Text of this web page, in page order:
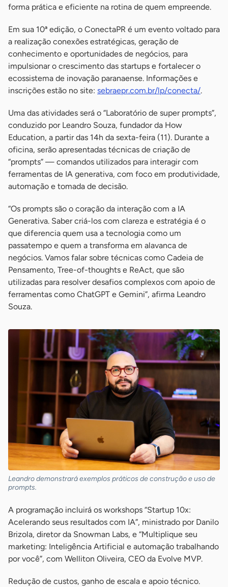
forma prática e eficiente na rotina de quem empreende.
Em sua 10ª edição, o ConectaPR é um evento voltado para
a realização conexões estratégicas, geração de
conhecimento e oportunidades de negócios, para
impulsionar o crescimento das startups e fortalecer o
ecossistema de inovação paranaense. Informações e
inscrições estão no site: sebraepr.com.br/lp/conecta/.
Uma das atividades será o “Laboratório de super prompts”,
conduzido por Leandro Souza, fundador da How
Education, a partir das 14h da sexta-feira (11). Durante a
oficina, serão apresentadas técnicas de criação de
“prompts” — comandos utilizados para interagir com
ferramentas de IA generativa, com foco em produtividade,
automação e tomada de decisão.
“Os prompts são o coração da interação com a IA
Generativa. Saber criá-los com clareza e estratégia é o
que diferencia quem usa a tecnologia como um
passatempo e quem a transforma em alavanca de
negócios. Vamos falar sobre técnicas como Cadeia de
Pensamento, Tree-of-thoughts e ReAct, que são
utilizadas para resolver desafios complexos com apoio de
ferramentas como ChatGPT e Gemini”, afirma Leandro
Souza.
Leandro demonstrará exemplos práticos de construção e uso de
prompts.
A programação incluirá os workshops “Startup 10x:
Acelerando seus resultados com IA”, ministrado por Danilo
Brizola, diretor da Snowman Labs, e “Multiplique seu
marketing: Inteligência Artificial e automação trabalhando
por você”, com Welliton Oliveira, CEO da Evolve MVP.
Redução de custos, ganho de escala e apoio técnico.